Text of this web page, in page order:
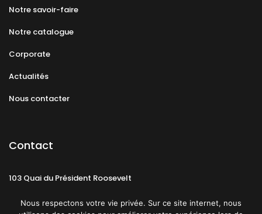
Notre savoir-faire
Notre catalogue
Corporate
Actualités
Nous contacter
Contact
103 Quai du Président Roosevelt
Nous respectons votre vie privée. Sur ce site internet, nous